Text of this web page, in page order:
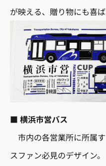
が映える、贈り物にも喜ば
■ 横浜市営バス
市内の各営業所に所属
スファン必見のデザイン